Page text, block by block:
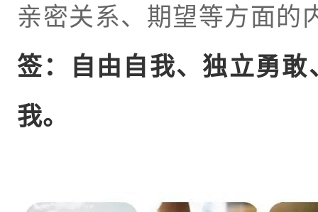
亲密关系、期望等方面的
签：自由自我、独立勇
我。